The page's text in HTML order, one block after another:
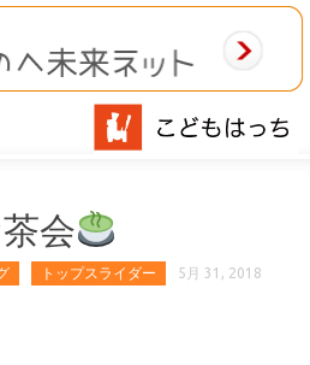
会
トップスライダー 5月 31, 2018